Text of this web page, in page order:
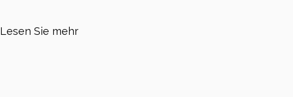
Lesen Sie mehr